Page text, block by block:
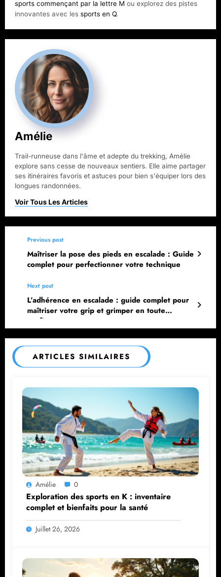
sports commençant par la lettre M ou explorez des pistes
innovantes avec les sports en Q.
Amélie
Trail-runneuse dans l'âme et adepte du trekking, Amélie
explore sans cesse de nouveaux sentiers. Elle aime partager
ses itinéraires favoris et astuces pour bien s'équiper lors des
longues randonnées.
Previous post
Maîtriser la pose des pieds en escalade : Guide
complet pour perfectionner votre technique
Next post
L’adhérence en escalade : guide complet pour
maîtriser votre grip et grimper en toute
confiance
ARTICLES SIMILAIRES
Amélie 0
Exploration des sports en K : inventaire
complet et bienfaits pour la santé
Juillet 26, 2026